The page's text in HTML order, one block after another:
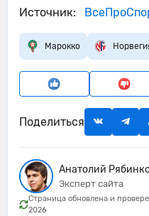
Источник:
Марокко
Поделиться
Анатолий
Эксперт сайта
Страница обновлена и
2026